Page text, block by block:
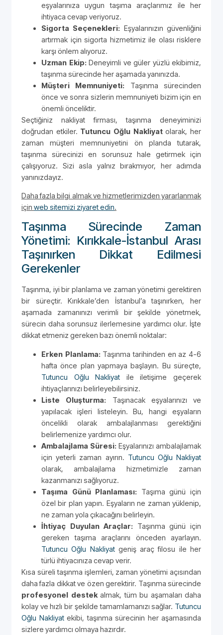
eşyalarınıza uygun taşıma araçlarımız ile her
ihtiyaca cevap veriyoruz.
Sigorta Seçenekleri: Eşyalarınızın güvenliğini
artırmak için sigorta hizmetimiz ile olası risklere
karşı önlem alıyoruz.
Uzman Ekip: Deneyimli ve güler yüzlü ekibimiz,
taşınma sürecinde her aşamada yanınızda.
Müşteri Memnuniyeti: Taşınma sürecinden
önce ve sonra sizlerin memnuniyeti bizim için en
önemli önceliktir.
Seçtiğiniz nakliyat firması, taşınma deneyiminizi
doğrudan etkiler. Tutuncu Oğlu Nakliyatolarak, her
zaman müşteri memnuniyetini ön planda tutarak,
taşınma sürecinizi en sorunsuz hale getirmek için
çalışıyoruz. Sizi asla yalnız bırakmıyor, her adımda
yanınızdayız.
Daha fazla bilgi almak ve hizmetlerimizden yararlanmak
için web sitemizi ziyaret edin.
Taşınma Sürecinde Zaman
Yönetimi: Kırıkkale-İstanbul Arası
Taşınırken Dikkat Edilmesi
Gerekenler
Taşınma, iyi bir planlama ve zaman yönetimi gerektiren
bir süreçtir. Kırıkkale’den İstanbul’a taşınırken, her
aşamada zamanınızı verimli bir şekilde yönetmek,
sürecin daha sorunsuz ilerlemesine yardımcı olur. İşte
dikkat etmeniz gereken bazı önemli noktalar:
Erken Planlama: Taşınma tarihinden en az 4-6
hafta önce plan yapmaya başlayın. Bu süreçte,
Tutuncu Oğlu Nakliyat ile iletişime geçerek
ihtiyaçlarınızı belirleyebilirsiniz.
Liste Oluşturma: Taşınacak eşyalarınızı ve
yapılacak işleri listeleyin. Bu, hangi eşyaların
öncelikli olarak ambalajlanması gerektiğini
belirlemenize yardımcı olur.
Ambalajlama Süresi: Eşyalarınızı ambalajlamak
için yeterli zaman ayırın. Tutuncu Oğlu Nakliyat
olarak, ambalajlama hizmetimizle zaman
kazanmanızı sağlıyoruz.
Taşıma Günü Planlaması: Taşıma günü için
özel bir plan yapın. Eşyaların ne zaman yüklenip,
ne zaman yola çıkacağını belirleyin.
İhtiyaç Duyulan Araçlar: Taşınma günü için
gereken taşıma araçlarını önceden ayarlayın.
Tutuncu Oğlu Nakliyatgeniş araç filosu ile her
türlü ihtiyacınıza cevap verir.
Kısa süreli taşınma işlemleri, zaman yönetimi açısından
daha fazla dikkat ve özen gerektirir. Taşınma sürecinde
profesyonel destekalmak, tüm bu aşamaları daha
kolay ve hızlı bir şekilde tamamlamanızı sağlar. Tutuncu
Oğlu Nakliyatekibi, taşınma sürecinin her aşamasında
sizlere yardımcı olmaya hazırdır.